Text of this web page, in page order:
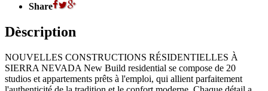
Share
Dèscription
NOUVELLES CONSTRUCTIONS RÉSIDENTIELLES À
SIERRA NEVADA New Build residential se compose de 20
studios et appartements prêts à l'emploi, qui allient parfaitement